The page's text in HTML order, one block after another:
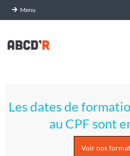
Menu
content
S
Menu
Les dates de
au CPF sont
Voir nos
Panneau de gestion des cookies